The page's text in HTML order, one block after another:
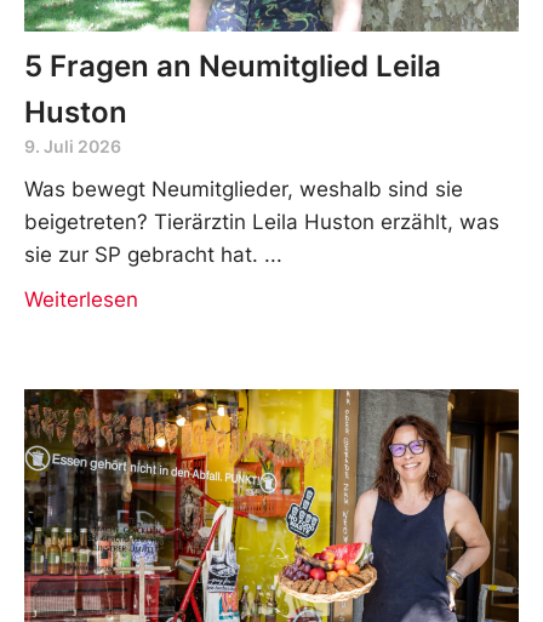
5 Fragen an Neumitglied Leila
Huston
9. Juli 2026
Was bewegt Neumitglieder, weshalb sind sie
beigetreten? Tierärztin Leila Huston erzählt, was
sie zur SP gebracht hat.
Weiterlesen